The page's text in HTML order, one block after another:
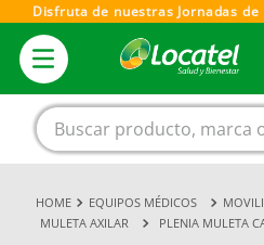
Disfruta de nuestras Jornadas de
Buscar producto, marca o
EQUIPOS MÉDICOS
MULETA AXILAR
PLENIA MULETA
1.
magnesio